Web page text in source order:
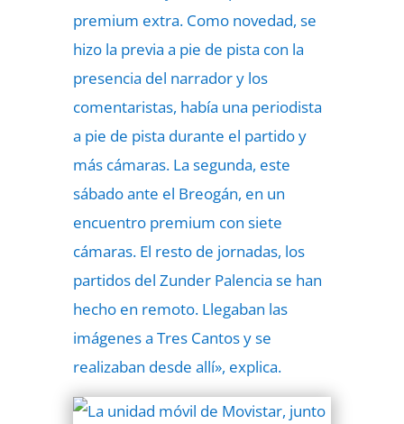
premium extra. Como novedad, se
hizo la previa a pie de pista con la
presencia del narrador y los
comentaristas, había una periodista
a pie de pista durante el partido y
más cámaras. La segunda, este
sábado ante el Breogán, en un
encuentro premium con siete
cámaras. El resto de jornadas, los
partidos del Zunder Palencia se han
hecho en remoto. Llegaban las
imágenes a Tres Cantos y se
realizaban desde allí», explica.